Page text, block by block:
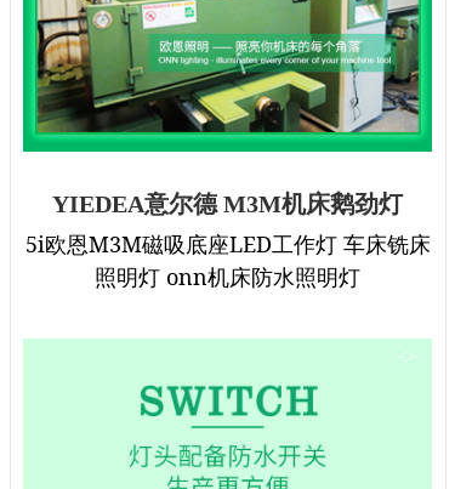
YIEDEA意尔德 M3M机床鹅劲灯
5i欧恩M3M磁吸底座LED工作灯 车床铣床
照明灯 onn机床防水照明灯